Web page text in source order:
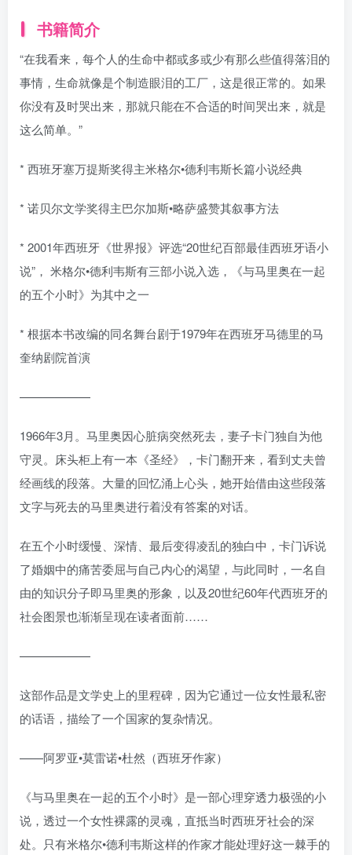
书籍简介
“在我看来，每个人的生命中都或多或少有那么些值得落泪的
事情，生命就像是个制造眼泪的工厂，这是很正常的。如果
你没有及时哭出来，那就只能在不合适的时间哭出来，就是
这么简单。”
* 西班牙塞万提斯奖得主米格尔•德利韦斯长篇小说经典
* 诺贝尔文学奖得主巴尔加斯•略萨盛赞其叙事方法
* 2001年西班牙《世界报》评选“20世纪百部最佳西班牙语小
说”， 米格尔•德利韦斯有三部小说入选，《与马里奥在一起
的五个小时》为其中之一
* 根据本书改编的同名舞台剧于1979年在西班牙马德里的马
奎纳剧院首演
——————
1966年3月。马里奥因心脏病突然死去，妻子卡门独自为他
守灵。床头柜上有一本《圣经》，卡门翻开来，看到丈夫曾
经画线的段落。大量的回忆涌上心头，她开始借由这些段落
文字与死去的马里奥进行着没有答案的对话。
在五个小时缓慢、深情、最后变得凌乱的独白中，卡门诉说
了婚姻中的痛苦委屈与自己内心的渴望，与此同时，一名自
由的知识分子即马里奥的形象，以及20世纪60年代西班牙的
社会图景也渐渐呈现在读者面前……
——————
这部作品是文学史上的里程碑，因为它通过一位女性最私密
的话语，描绘了一个国家的复杂情况。
——阿罗亚•莫雷诺•杜然（西班牙作家）
《与马里奥在一起的五个小时》是一部心理穿透力极强的小
说，透过一个女性裸露的灵魂，直抵当时西班牙社会的深
处。只有米格尔•德利韦斯这样的作家才能处理好这一棘手的